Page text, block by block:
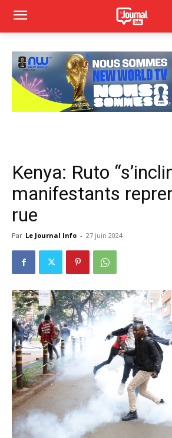
Kenya: Ruto
manifestants
rue
Par Le Journal Info - 27 juin 2024